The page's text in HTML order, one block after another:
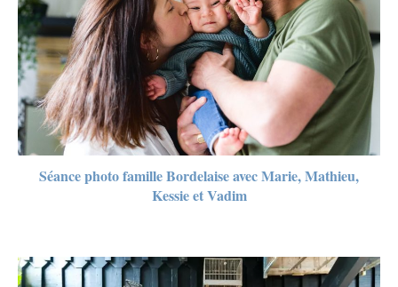
Séance photo famille Bordelaise avec Marie, Mathieu,
Kessie et Vadim